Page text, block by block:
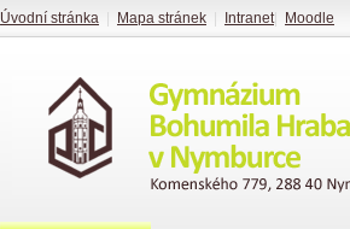
Úvodní stránka Mapa stránek Intranet| Moodle